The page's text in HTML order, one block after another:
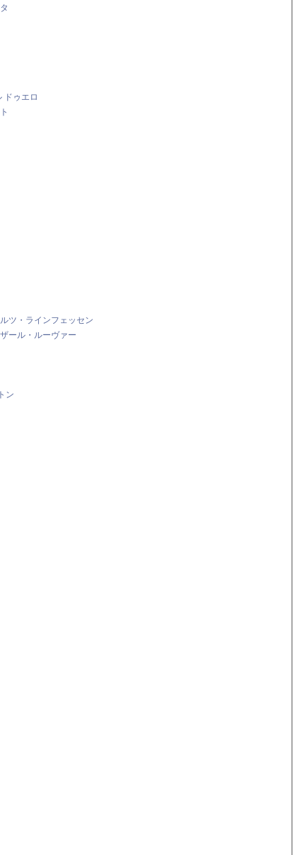
ドゥエロ
ツ・ラインフェッセン
ール・ルーヴァー
ン